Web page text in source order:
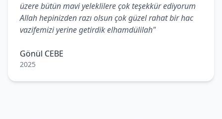
üzere bütün mavi yeleklilere çok teşekkür ediyorum
Allah hepinizden razı olsun çok güzel rahat bir hac
vazifemizi yerine getirdik elhamdülilah"
Gönül CEBE
2025